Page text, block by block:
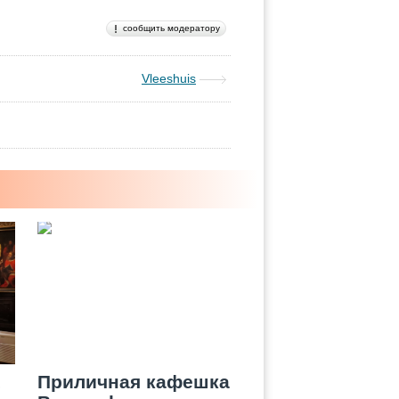
сообщить модератору
Vleeshuis
Приличная кафешка